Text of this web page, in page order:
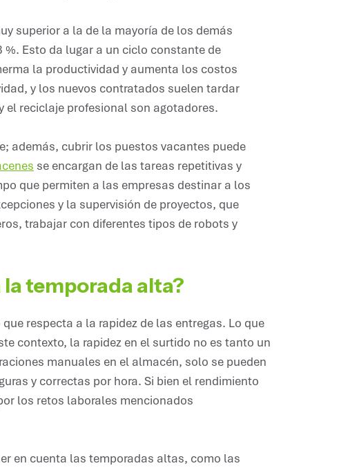
superior a la de la mayoría de los demás
Esto da lugar a un ciclo constante de
la productividad y aumenta los costos
y los nuevos contratados suelen tardar
el reciclaje profesional son agotadores.
además, cubrir los puestos vacantes puede
se encargan de las tareas repetitivas y
que permiten a las empresas destinar a los
y la supervisión de proyectos, que
trabajar con diferentes tipos de robots y
temporada alta?
respecta a la rapidez de las entregas. Lo que
contexto, la rapidez en el surtido no es tanto un
manuales en el almacén, solo se pueden
y correctas por hora. Si bien el rendimiento
los retos laborales mencionados
en cuenta las temporadas altas, como las